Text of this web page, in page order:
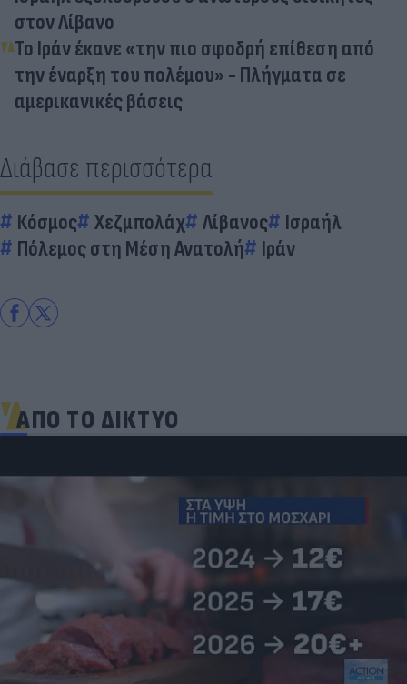
στον Λίβανο
Το Ιράν έκανε «την πιο σφοδρή επίθεση από
την έναρξη του πολέμου» - Πλήγματα σε
αμερικανικές βάσεις
Διάβασε περισσότερα
Κόσμος Χεζμπολάχ Λίβανος
Ισραήλ
Πόλεμος στη Μέση Ανατολή
Ιράν
ΑΠΟ ΤΟ ΔΙΚΤΥΟ